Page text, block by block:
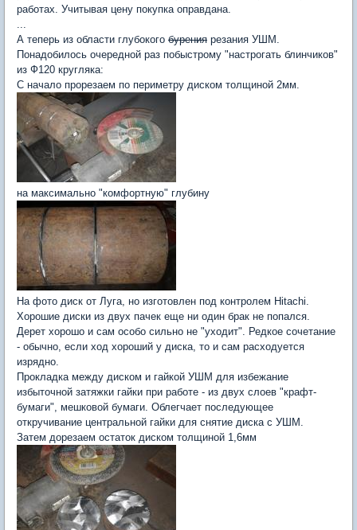
работах. Учитывая цену покупка оправдана.
...
А теперь из области глубокого бурения резания УШМ.
Понадобилось очередной раз побыстрому "настрогать блинчиков"
из Ф120 кругляка:
С начало прорезаем по периметру диском толщиной 2мм.
на максимально "комфортную" глубину
На фото диск от Луга, но изготовлен под контролем Hitachi.
Хорошие диски из двух пачек еще ни один брак не попался.
Дерет хорошо и сам особо сильно не "уходит". Редкое сочетание
- обычно, если ход хороший у диска, то и сам расходуется
изрядно.
Прокладка между диском и гайкой УШМ для избежание
избыточной затяжки гайки при работе - из двух слоев "крафт-
бумаги", мешковой бумаги. Облегчает последующее
откручивание центральной гайки для снятие диска с УШМ.
Затем дорезаем остаток диском толщиной 1,6мм